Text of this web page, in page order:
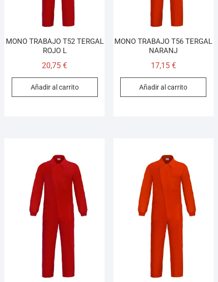
MONO TRABAJO T52 TERGAL
ROJO L
20,75€
Añadir al carrito
MONO TRABAJO T56 TERGAL
NARANJ
17,15 €
Añadir al carrito